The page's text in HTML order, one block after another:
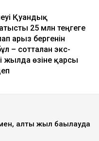
Қуандық
25 млн теңгеге
арыз бергенін
– сотталған экс-
жылда өзіне қарсы
алты жыл бақылауда